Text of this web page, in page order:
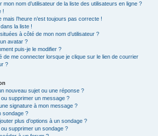
nom d’utilisateur de la liste des utilisateurs en ligne ?
!
mais l’heure n’est toujours pas correcte !
la liste !
à côté de mon nom d’utilisateur ?
avatar ?
puis-je le modifier ?
de me connecter lorsque je clique sur le lien de courrier
?
nouveau sujet ou une réponse ?
supprimer un message ?
signature à mon message ?
sondage ?
plus d’options à un sondage ?
supprimer un sondage ?